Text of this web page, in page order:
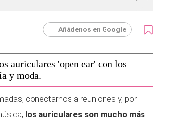
Añádenos en Google
auriculares 'open ear' con los
y moda.
conectarnos a reuniones y, por
los auriculares son mucho más